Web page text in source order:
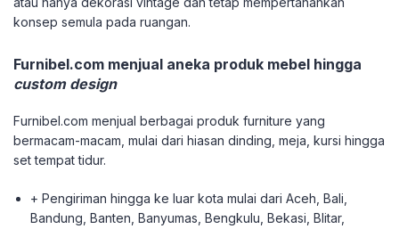
konsep semula pada ruangan.
Furnibel.com menjual aneka produk mebel hingga
custom design
Furnibel.com menjual berbagai produk furniture yang
bermacam-macam, mulai dari hiasan dinding, meja, kursi hingga
set tempat tidur.
+ Pengiriman hingga ke luar kota mulai dari Aceh, Bali,
Bandung, Banten, Banyumas, Bengkulu, Bekasi, Blitar,